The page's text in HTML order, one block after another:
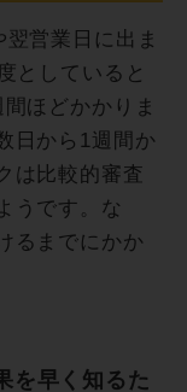
営業日に出ま
としていると
ほどかかりま
日から1週間か
は比較的審査
うです。な
るまでにかか
を早く知るた